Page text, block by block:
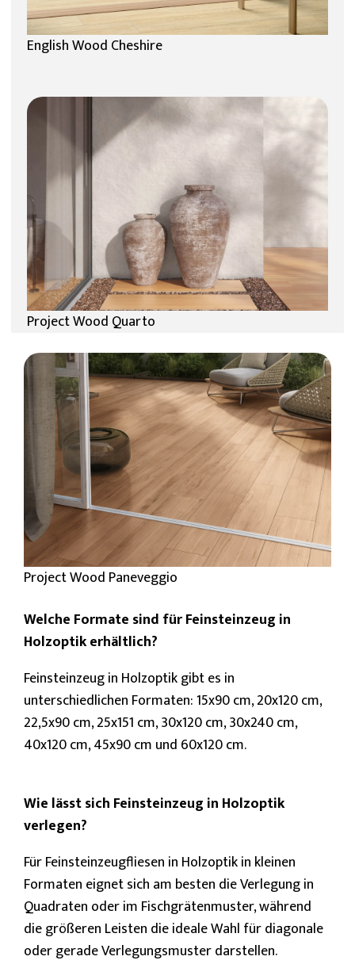
English Wood Cheshire
Project Wood Quarto
Project Wood Paneveggio
Welche Formate sind für Feinsteinzeug in
Holzoptik erhältlich?
Feinsteinzeug in Holzoptikgibt es in
unterschiedlichen Formaten: 15x90 cm, 20x120 cm,
22,5x90 cm, 25x151 cm, 30x120 cm, 30x240 cm,
40x120 cm, 45x90 cm und 60x120 cm.
Wie lässt sich Feinsteinzeug in Holzoptik
verlegen?
Für Feinsteinzeugfliesen in Holzoptik in kleinen
Formaten eignet sich am besten die Verlegung in
Quadraten oder im Fischgrätenmuster, während
die größeren Leisten die ideale Wahl für diagonale
oder gerade Verlegungsmuster darstellen.